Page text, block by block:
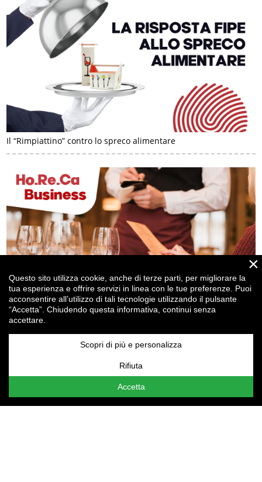
Il “Rimpiattino” contro lo spreco alimentare
Ristorazione, attraente per i clienti ma anche per... gli
Attenzione:le tueImpostazioni cookienon consentono la
visualizzazione del contenuto qui presente. Assicurati di
aver accettato i cookie per il "Miglioramento
×
Questo sito utilizza cookie, anche di terze parti, per migliorare la
tua esperienza e offrire servizi in linea con le tue preferenze. Puoi
acconsentire all’utilizzo di tali tecnologie utilizzando il pulsante
“Accetta”. Chiudendo questa informativa, continui senza
accettare.
Scopri di più e personalizza
Rifiuta
Accetta